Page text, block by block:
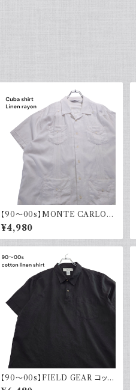
【90～00s】MONTE CARLO
キューバシャツ リネン レーヨン 半
袖シャツ ホワイト 白 古着 オープ
ンカラー 開襟
¥4,980
【90～00s】FIELD GEAR コット
ンリネンシャツ ハーフボタン ブラ